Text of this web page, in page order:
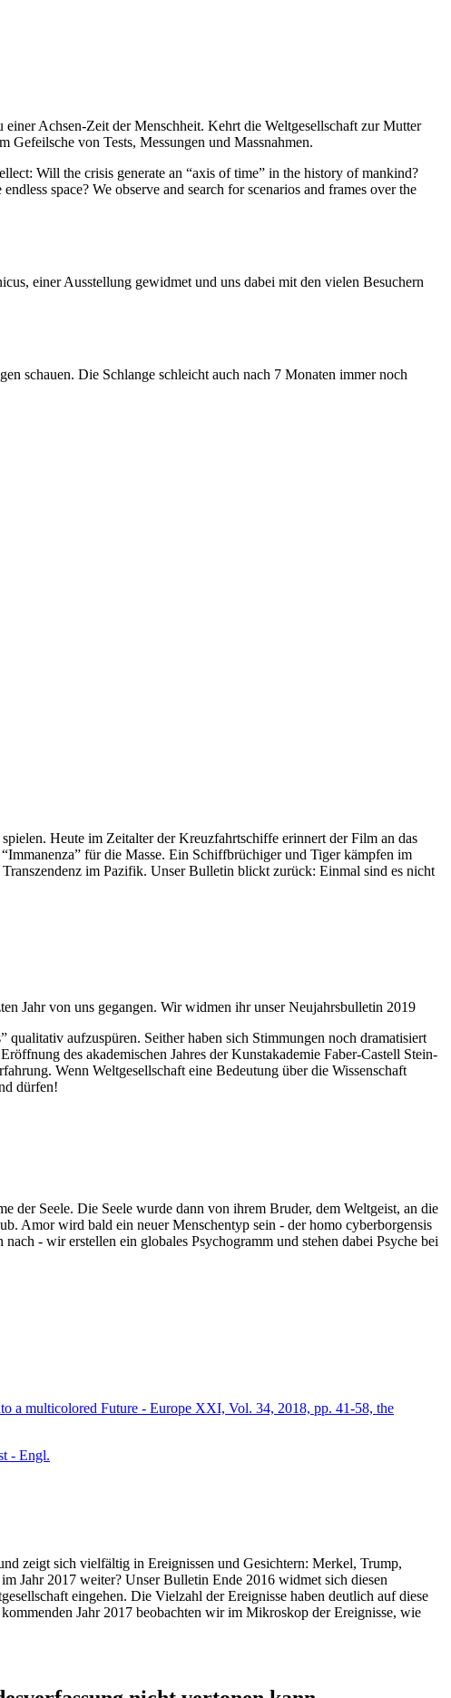
Achsen-Zeit der Menschheit. Kehrt die Weltgesellschaft zur Mutter
Gefeilsche von Tests, Messungen und Massnahmen.
Will the crisis generate an “axis of time” in the history of mankind?
space? We observe and search for scenarios and frames over the
einer Ausstellung gewidmet und uns dabei mit den vielen Besuchern
schauen. Die Schlange schleicht auch nach 7 Monaten immer noch
Heute im Zeitalter der Kreuzfahrtschiffe erinnert der Film an das
für die Masse. Ein Schiffbrüchiger und Tiger kämpfen im
im Pazifik. Unser Bulletin blickt zurück: Einmal sind es nicht
Jahr von uns gegangen. Wir widmen ihr unser Neujahrsbulletin 2019
aufzuspüren. Seither haben sich Stimmungen noch dramatisiert
des akademischen Jahres der Kunstakademie Faber-Castell Stein-
Wenn Weltgesellschaft eine Bedeutung über die Wissenschaft
dürfen!
der Seele. Die Seele wurde dann von ihrem Bruder, dem Weltgeist, an die
Amor wird bald ein neuer Menschentyp sein - der homo cyberborgensis
- wir erstellen ein globales Psychogramm und stehen dabei Psyche bei
a multicolored Future - Europe XXI, Vol. 34, 2018, pp. 41-58, the
- Engl.
zeigt sich vielfältig in Ereignissen und Gesichtern: Merkel, Trump,
Jahr 2017 weiter? Unser Bulletin Ende 2016 widmet sich diesen
eingehen. Die Vielzahl der Ereignisse haben deutlich auf diese
Jahr 2017 beobachten wir im Mikroskop der Ereignisse, wie